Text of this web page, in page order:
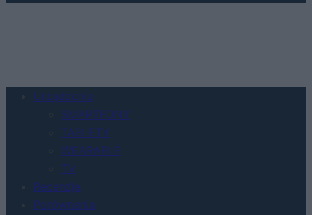
Urządzenia
SMARTFONY
TABLETY
WEARABLE
TV
Recenzje
Porównania